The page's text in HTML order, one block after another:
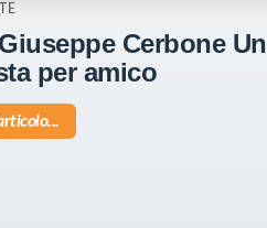
Cerbone Un
per amico